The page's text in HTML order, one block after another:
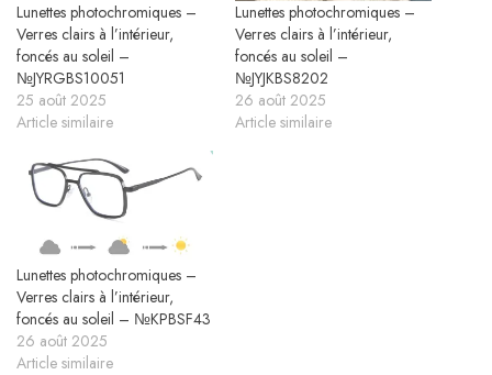
Lunettes photochromiques –
Verres clairs à l’intérieur,
foncés au soleil –
№JYRGBS10051
25 août 2025
Article similaire
Lunettes photochromiques –
Verres clairs à l’intérieur,
foncés au soleil –
№JYJKBS8202
26 août 2025
Article similaire
Lunettes photochromiques –
Verres clairs à l’intérieur,
foncés au soleil – №KPBSF43
26 août 2025
Article similaire